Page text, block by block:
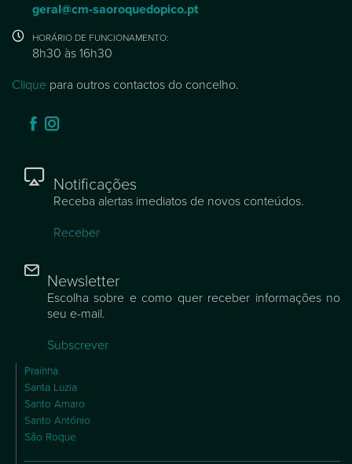
geral@cm-saoroquedopico.pt
HORÁRIO DE FUNCIONAMENTO:
8h30 às 16h30
Clique para outros contactos do concelho.
Notificações
Receba alertas imediatos de novos conteúdos.
Receber
Newsletter
Escolha sobre e como quer receber informações no
seu e-mail.
Subscrever
Praínha
Santa Luzia
Santo Amaro
Santo António
São Roque